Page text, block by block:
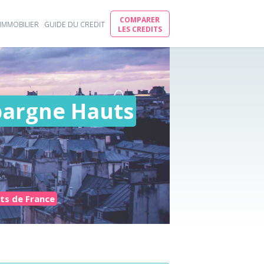
GUIDE DU CREDIT
COMPARER
LES CREDITS
Hauts
de France